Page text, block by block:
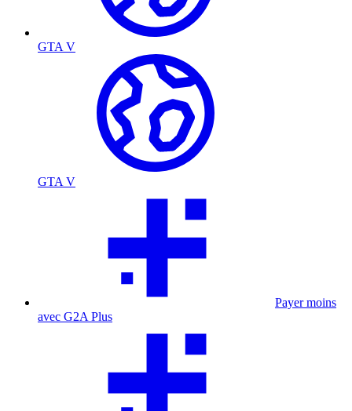
GTA V
GTA V
Payer moins
avec G2A Plus